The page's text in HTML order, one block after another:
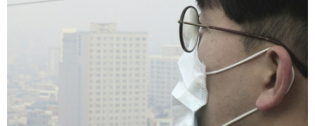
健康 信息化 数据
军事 无人机
富媒体 摄影 新华广播